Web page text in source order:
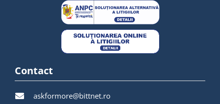
Contact
askformore@bittnet.ro